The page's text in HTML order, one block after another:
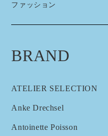
ファッション
BRAND
ATELIER SELECTION
Anke Drechsel
Antoinette Poisson